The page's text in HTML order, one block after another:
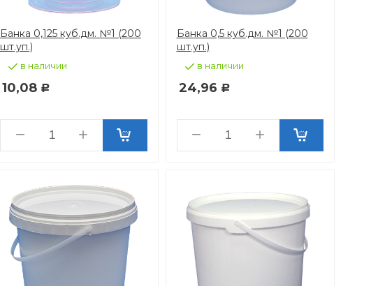
Банка 0,125 куб.дм. №1 (200
шт.уп.)
в наличии
10,08 Р
Банка 0,5 куб.дм. №1 (200
шт.уп.)
в наличии
24,96 Р